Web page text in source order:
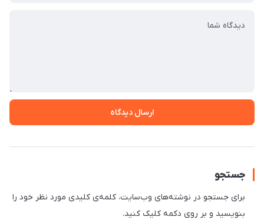
ارسال دیدگاه
جستجو
برای جستجو در نوشته‌های وب‌سایت، کلمه‌ی کلیدی مورد نظر خود را
بنویسید و بر روی دکمه کلیک کنید.